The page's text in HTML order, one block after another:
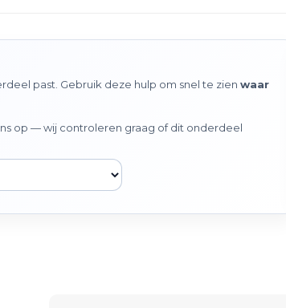
past. Gebruik deze hulp om snel te zien waar
op — wij controleren graag of dit onderdeel